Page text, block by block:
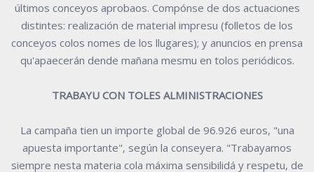
últimos conceyos aprobaos. Compónse de dos actuaciones
distintes: realización de material impresu (folletos de los
conceyos colos nomes de los llugares); y anuncios en prensa
qu'apaecerán dende mañana mesmu en tolos periódicos.
TRABAYU CON TOLES ALMINISTRACIONES
La campaña tien un importe global de 96.926 euros, "una
apuesta importante", según la conseyera. "Trabayamos
siempre nesta materia cola máxima sensibilidá y respetu, de